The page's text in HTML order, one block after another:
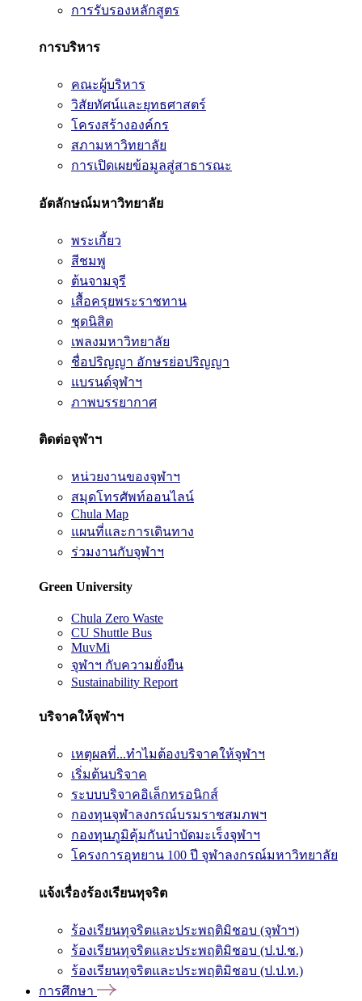
การรับรองหลักสูตร
การบริหาร
คณะผู้บริหาร
วิสัยทัศน์และยุทธศาสตร์
โครงสร้างองค์กร
สภามหาวิทยาลัย
การเปิดเผยข้อมูลสู่สาธารณะ
อัตลักษณ์มหาวิทยาลัย
พระเกี้ยว
สีชมพู
ต้นจามจุรี
เสื้อครุยพระราชทาน
ชุดนิสิต
เพลงมหาวิทยาลัย
ชื่อปริญญา อักษรย่อปริญญา
แบรนด์จุฬาฯ
ภาพบรรยากาศ
ติดต่อจุฬาฯ
หน่วยงานของจุฬาฯ
สมุดโทรศัพท์ออนไลน์
Chula Map
แผนที่และการเดินทาง
ร่วมงานกับจุฬาฯ
Green University
Chula Zero Waste
CU Shuttle Bus
MuvMi
จุฬาฯ กับความยั่งยืน
Sustainability Report
บริจาคให้จุฬาฯ
เหตุผลที่...ทำไมต้องบริจาคให้จุฬาฯ
เริ่มต้นบริจาค
ระบบบริจาคอิเล็กทรอนิกส์
กองทุนจุฬาลงกรณ์บรมราชสมภพฯ
กองทุนภูมิคุ้มกันบำบัดมะเร็งจุฬาฯ
โครงการอุทยาน 100 ปี จุฬาลงกรณ์มหาวิทยาลัย
แจ้งเรื่องร้องเรียนทุจริต
ร้องเรียนทุจริตและประพฤติมิชอบ (จุฬาฯ)
ร้องเรียนทุจริตและประพฤติมิชอบ (ป.ป.ช.)
ร้องเรียนทุจริตและประพฤติมิชอบ (ป.ป.ท.)
การศึกษา